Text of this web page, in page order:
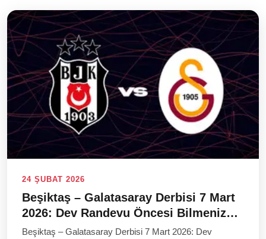
24 ŞUBAT 2026
Beşiktaş – Galatasaray Derbisi 7 Mart
2026: Dev Randevu Öncesi Bilmeniz
Gereken Her Şey
Beşiktaş – Galatasaray Derbisi 7 Mart 2026: Dev